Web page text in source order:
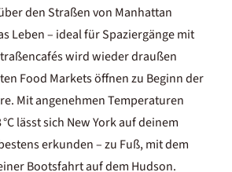
den Straßen von Manhattan
Leben – ideal für Spaziergänge mit
wird wieder draußen
Food Markets öffnen zu Beginn der
Mit angenehmen Temperaturen
lässt sich New York auf deinem
erkunden – zu Fuß, mit dem
Bootsfahrt auf dem Hudson.